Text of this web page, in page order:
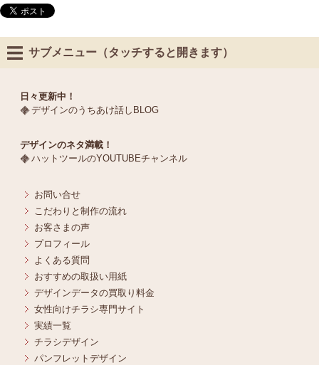
サブメニュー（タッチすると開きます）
日々更新中！
デザインのうちあけ話しBLOG
デザインのネタ満載！
ハットツールのYOUTUBEチャンネル
お問い合せ
こだわりと制作の流れ
お客さまの声
プロフィール
よくある質問
おすすめの取扱い用紙
デザインデータの買取り料金
女性向けチラシ専門サイト
実績一覧
チラシデザイン
パンフレットデザイン